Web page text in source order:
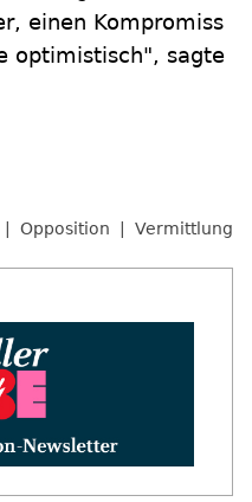
einen Kompromiss
optimistisch", sagte
Opposition Vermittlung